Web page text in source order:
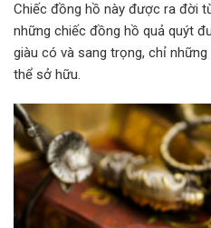
Chiếc đồng hồ này được ra đời
những chiếc đồng hồ quả quýt
giàu có và sang trọng, chỉ
thể sở hữu.